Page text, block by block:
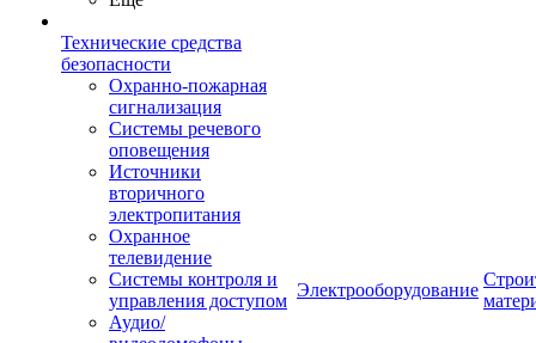
Технические средства
безопасности
Охранно-пожарная
сигнализация
Системы речевого
оповещения
Источники
вторичного
электропитания
Охранное
телевидение
Системы контроля и
управления доступом
Аудио/
Электрооборудование